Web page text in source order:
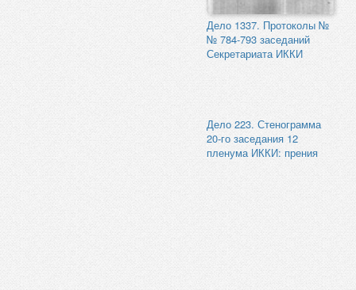
Дело 1337. Протоколы №
№ 784-793 заседаний
Секретариата ИККИ
Дело 223. Стенограмма
20-го заседания 12
пленума ИККИ: прения